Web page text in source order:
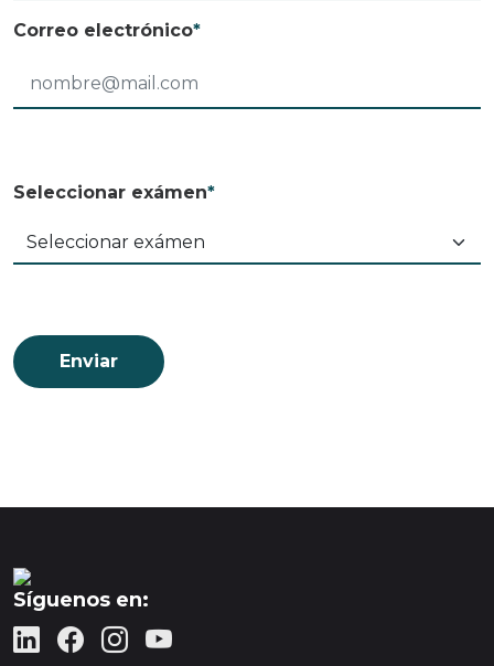
Correo electrónico*
Seleccionar exámen*
Síguenos en: